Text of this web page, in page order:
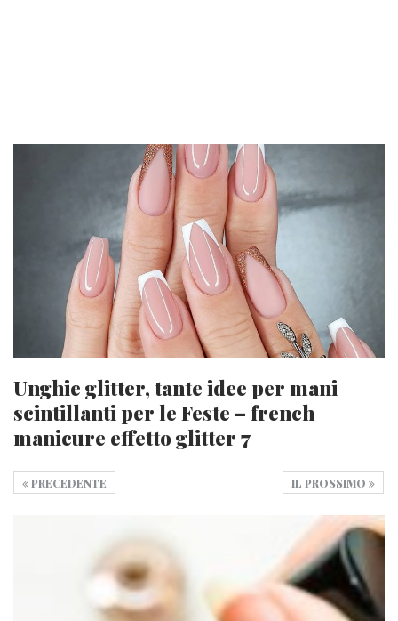
Unghie glitter, tante idee per mani
scintillanti per le Feste – french
manicure effetto glitter 7
IL PROSSIMO
PRECEDENTE